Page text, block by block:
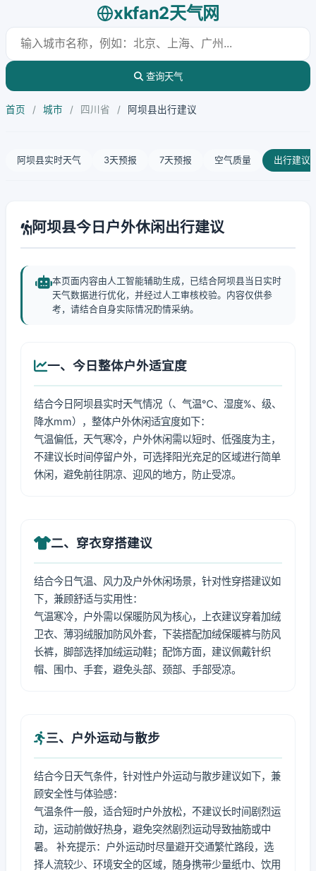
xkfan2天气网
查询天气
首页 / 城市 / 四川省 / 阿坝县出行建议
阿坝县实时天气 3天预报 7天预报 空气质量 出行建议
阿坝县今日户外休闲出行建议
本页面内容由人工智能辅助生成，已结合阿坝县当日实时
天气数据进行优化，并经过人工审核校验。内容仅供参
考，请结合自身实际情况酌情采纳。
一、今日整体户外适宜度
结合今日阿坝县实时天气情况（、气温℃、湿度%、级、
降水mm），整体户外休闲适宜度如下：
气温偏低，天气寒冷，户外休闲需以短时、低强度为主，
不建议长时间停留户外，可选择阳光充足的区域进行简单
休闲，避免前往阴凉、迎风的地方，防止受凉。
二、穿衣穿搭建议
结合今日气温、风力及户外休闲场景，针对性穿搭建议如
下，兼顾舒适与实用性：
气温寒冷，户外需以保暖防风为核心，上衣建议穿着加绒
卫衣、薄羽绒服加防风外套，下装搭配加绒保暖裤与防风
长裤，脚部选择加绒运动鞋；配饰方面，建议佩戴针织
帽、围巾、手套，避免头部、颈部、手部受凉。
三、户外运动与散步
结合今日天气条件，针对性户外运动与散步建议如下，兼
顾安全性与体验感：
气温条件一般，适合短时户外放松，不建议长时间剧烈运
动，运动前做好热身，避免突然剧烈运动导致抽筋或中
暑。 补充提示：户外运动时尽量避开交通繁忙路段，选
择人流较少、环境安全的区域，随身携带少量纸巾、饮用